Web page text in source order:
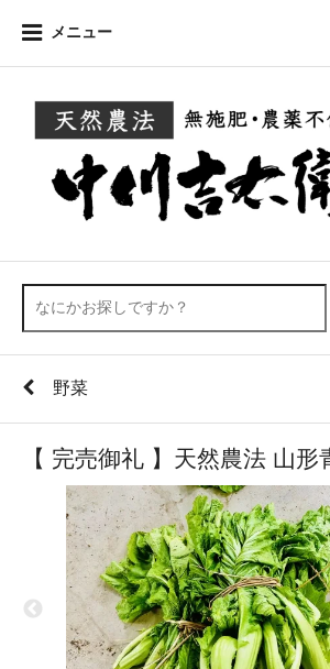
メニュー
野菜
【 完売御礼 】天然農法 山形